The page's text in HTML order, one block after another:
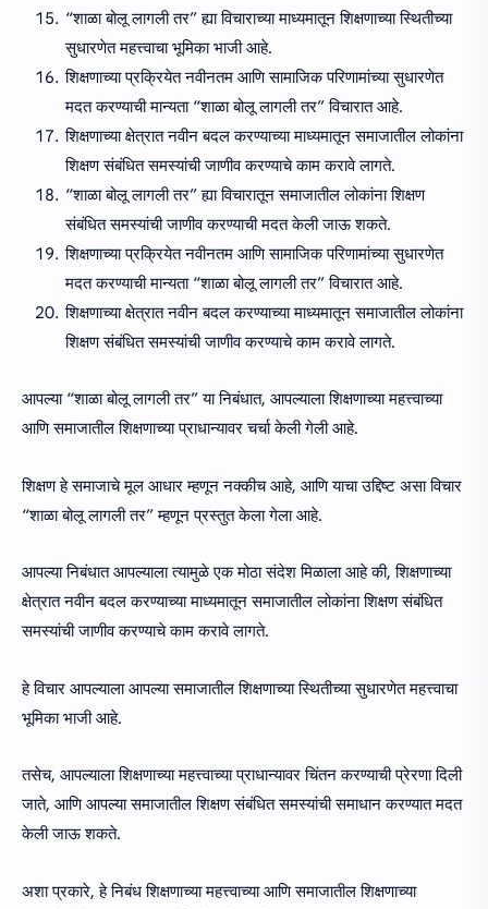
“शाळा बोलू लागली तर” ह्या विचाराच्या माध्यमातून शिक्षणाच्या स्थितीच्या
सुधारणेत महत्त्वाचा भूमिका भाजी आहे.
शिक्षणाच्या प्रक्रियेत नवीनतम आणि सामाजिक परिणामांच्या सुधारणेत
मदत करण्याची मान्यता “शाळा बोलू लागली तर” विचारात आहे.
शिक्षणाच्या क्षेत्रात नवीन बदल करण्याच्या माध्यमातून समाजातील लोकांना
शिक्षण संबंधित समस्यांची जाणीव करण्याचे काम करावे लागते.
“शाळा बोलू लागली तर” ह्या विचारातून समाजातील लोकांना शिक्षण
संबंधित समस्यांची जाणीव करण्याची मदत केली जाऊ शकते.
शिक्षणाच्या प्रक्रियेत नवीनतम आणि सामाजिक परिणामांच्या सुधारणेत
मदत करण्याची मान्यता “शाळा बोलू लागली तर” विचारात आहे.
शिक्षणाच्या क्षेत्रात नवीन बदल करण्याच्या माध्यमातून समाजातील लोकांना
शिक्षण संबंधित समस्यांची जाणीव करण्याचे काम करावे लागते.
आपल्या “शाळा बोलू लागली तर” या निबंधात, आपल्याला शिक्षणाच्या महत्त्वाच्या
आणि समाजातील शिक्षणाच्या प्राधान्यावर चर्चा केली गेली आहे.
शिक्षण हे समाजाचे मूल आधार म्हणून नक्कीच आहे, आणि याचा उद्दिष्ट असा विचार
“शाळा बोलू लागली तर” म्हणून प्रस्तुत केला गेला आहे.
आपल्या निबंधात आपल्याला त्यामुळे एक मोठा संदेश मिळाला आहे की, शिक्षणाच्या
क्षेत्रात नवीन बदल करण्याच्या माध्यमातून समाजातील लोकांना शिक्षण संबंधित
समस्यांची जाणीव करण्याचे काम करावे लागते.
हे विचार आपल्याला आपल्या समाजातील शिक्षणाच्या स्थितीच्या सुधारणेत महत्त्वाचा
भूमिका भाजी आहे.
तसेच, आपल्याला शिक्षणाच्या महत्त्वाच्या प्राधान्यावर चिंतन करण्याची प्रेरणा दिली
जाते, आणि आपल्या समाजातील शिक्षण संबंधित समस्यांची समाधान करण्यात मदत
केली जाऊ शकते.
अशा प्रकारे, हे निबंध शिक्षणाच्या महत्त्वाच्या आणि समाजातील शिक्षणाच्या